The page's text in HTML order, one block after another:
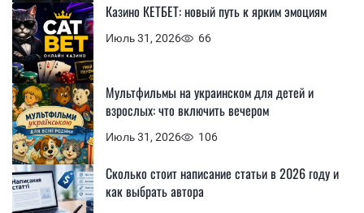
Июль 31, 2026 66
Казино КЕТБЕТ: новый путь к ярким эмоциям
Июль 31, 2026 106
Мультфильмы на украинском для детей и
взрослых: что включить вечером
Сколько стоит написание статьи в 2026 году и
как выбрать автора